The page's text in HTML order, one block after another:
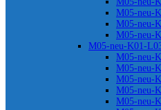
M05-neu-
M05-neu-
M05-neu-
M05-neu-K01-
M05-neu-
M05-neu-
M05-neu-
M05-neu-
M05-neu-